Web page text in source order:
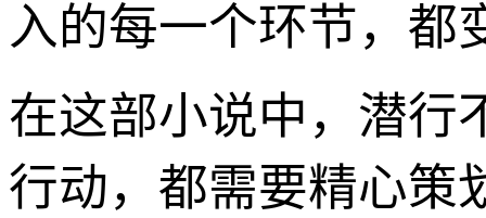
入的每一个环节，都
在这部小说中，潜行
行动，都需要精心策